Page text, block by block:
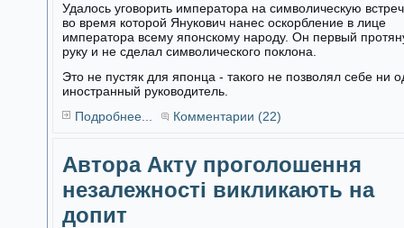
Удалось уговорить императора на символическую
во время которой Янукович нанес оскорбление в лице
императора всему японскому народу. Он первый
руку и не сделал символического поклона.
Это не пустяк для японца - такого не позволял себе ни
иностранный руководитель.
Подробнее...
Комментарии (22)
Автора Акту проголошення
незалежності викликають на
допит